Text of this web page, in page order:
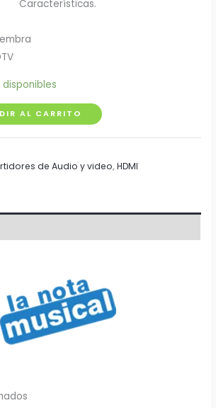
Características.
disponibles
AL CARRITO
de Audio y video,HDMI